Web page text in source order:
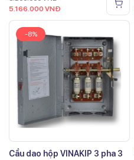
5.166.000 VNĐ
-8%
Cầu dao hộp VINAKIP 3 pha 3